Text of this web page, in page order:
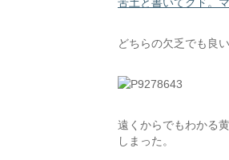
どちらの欠乏でも良い
遠くからでもわかる
しまった。